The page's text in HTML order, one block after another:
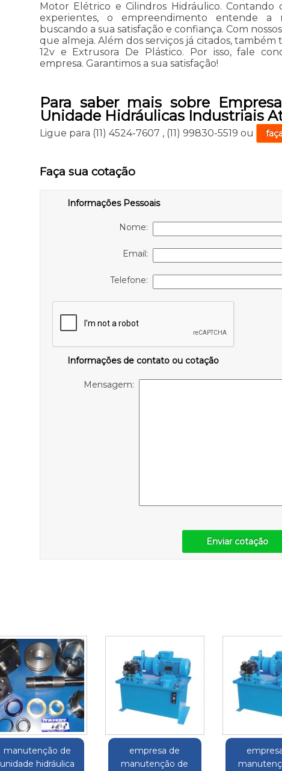
Motor Elétrico e Cilindros Hidráulico. Contando
experientes, o empreendimento entende a
buscando a sua satisfação e confiança. Com
que almeja. Além dos serviços já citados,
12v e Extrusora De Plástico. Por isso, fale
empresa. Garantimos a sua satisfação!
Para saber mais sobre
Unidade Hidráulicas Industriais
Ligue para (11) 4524-7607 , (11) 99830-5519 ou
Faça sua cotação
Informações Pessoais
Nome:
Email:
Telefone:
Informações de contato ou cotação
Mensagem:
Enviar cotação
manutenção de
unidade hidráulica
empresa de
manutenção de